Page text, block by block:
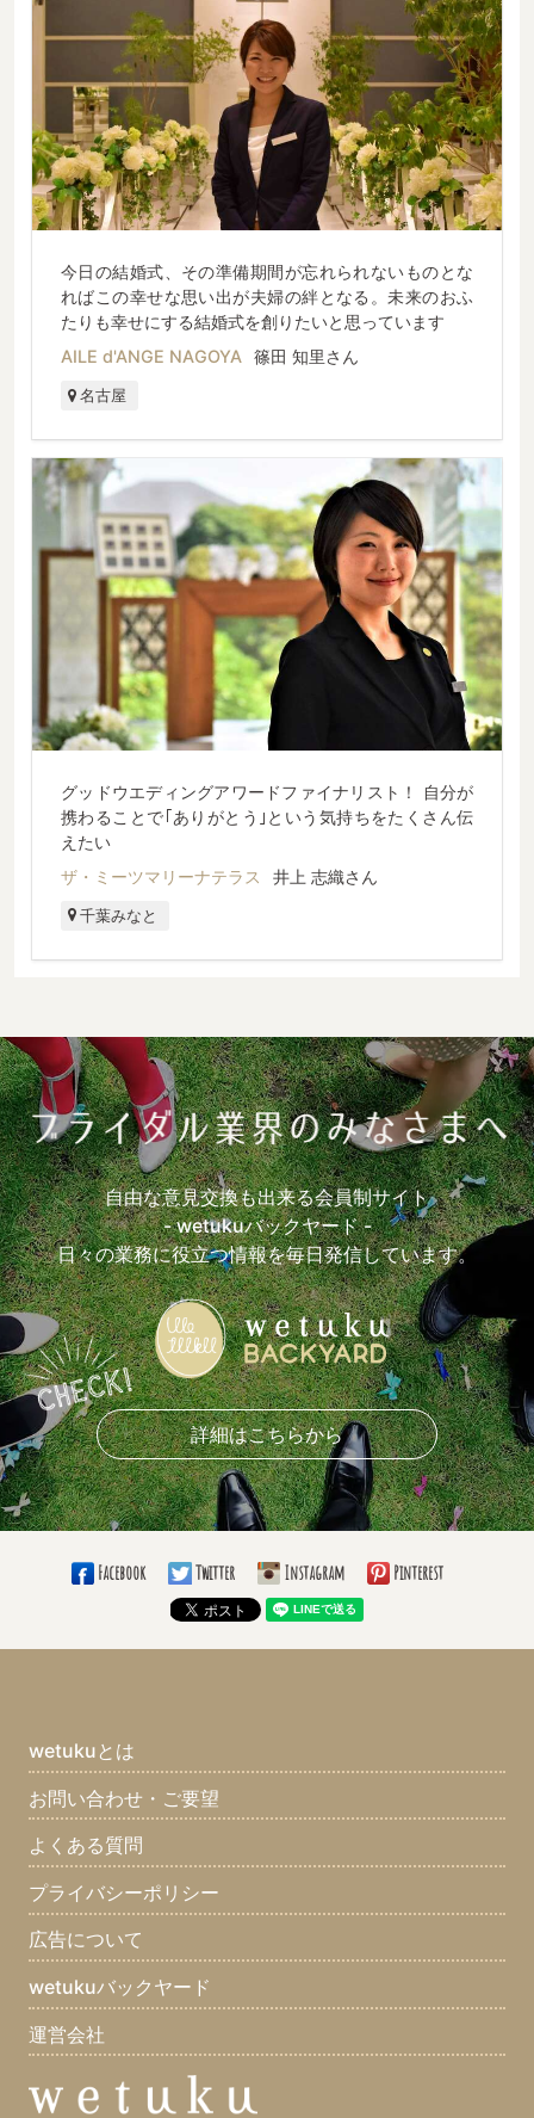
今日の結婚式、その準備期間が忘れられないものとな
ればこの幸せな思い出が夫婦の絆となる。未来のおふ
たりも幸せにする結婚式を創りたいと思っています
AILE d'ANGE NAGOYA
篠田 知里さん
名古屋
グッドウエディングアワードファイナリスト！ 自分が
携わることで｢ありがとう｣という気持ちをたくさん伝
えたい
ザ・ミーツマリーナテラス
井上 志織さん
千葉みなと
自由な意見交換も出来る会員制サイト
- wetukuバックヤード -
日々の業務に役立つ情報を毎日発信しています。
詳細はこちらから
Facebook Twitter Instagram Pinterest
wetukuとは
お問い合わせ・ご要望
よくある質問
プライバシーポリシー
広告について
wetukuバックヤード
運営会社